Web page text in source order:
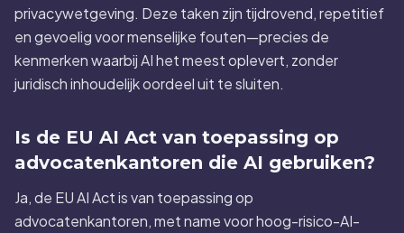
privacywetgeving. Deze taken zijn tijdrovend, repetitief
en gevoelig voor menselijke fouten—precies de
kenmerken waarbij AI het meest oplevert, zonder
juridisch inhoudelijk oordeel uit te sluiten.
Is de EU AI Act van toepassing op
advocatenkantoren die AI gebruiken?
Ja, de EU AI Act is van toepassing op
advocatenkantoren, met name voor hoog-risico-AI-